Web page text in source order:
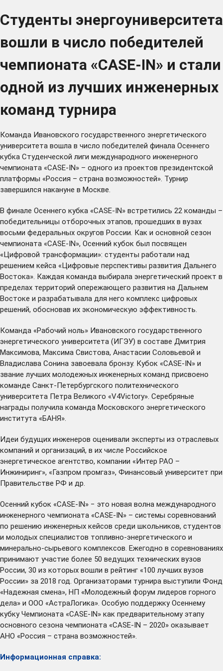
Студенты энергоуниверситета
вошли в число победителей
чемпионата «CASE-IN» и стали
одной из лучших инженерных
команд турнира
Команда Ивановского государственного энергетического
университета вошла в число победителей финала Осеннего
кубка Студенческой лиги международного инженерного
чемпионата «CASE-IN» – одного из проектов президентской
платформы «Россия – страна возможностей». Турнир
завершился накануне в Москве.
В финале Осеннего кубка «CASE-IN» встретились 22 команды –
победительницы отборочных этапов, прошедших в вузах
восьми федеральных округов России. Как и основной сезон
чемпионата «CASE-IN», Осенний кубок был посвящен
«Цифровой трансформации»: студенты работали над
решением кейса «Цифровые перспективы развития Дальнего
Востока». Каждая команда выбирала энергетический проект в
пределах территорий опережающего развития на Дальнем
Востоке и разрабатывала для него комплекс цифровых
решений, обосновав их экономическую эффективность.
Команда «Рабочий ноль» Ивановского государственного
энергетического университета (ИГЭУ) в составе Дмитрия
Максимова, Максима Свистова, Анастасии Соловьевой и
Владислава Сонина завоевала бронзу. Кубок «CASE-IN» и
звание лучших молодежных инженерных команд присвоено
команде Санкт-Петербургского политехнического
университета Петра Великого «V4Victory». Серебряные
награды получила команда Московского энергетического
института «БАНЯ».
Идеи будущих инженеров оценивали эксперты из отраслевых
компаний и организаций, в их числе Российское
энергетическое агентство, компании «Интер РАО –
Инжиниринг», «Газпром промгаз», Финансовый университет при
Правительстве РФ и др.
Осенний кубок «CASE-IN» − это новая волна международного
инженерного чемпионата «CASE-IN» – системы соревнований
по решению инженерных кейсов среди школьников, студентов
и молодых специалистов топливно-энергетического и
минерально-сырьевого комплексов. Ежегодно в соревнованиях
принимают участие более 50 ведущих технических вузов
России, 30 из которых вошли в рейтинг «100 лучших вузов
России» за 2018 год. Организаторами турнира выступили Фонд
«Надежная смена», НП «Молодежный форум лидеров горного
дела» и ООО «АстраЛогика». Особую поддержку Осеннему
кубку Чемпионата «CASE-IN» как предварительному этапу
основного сезона чемпионата «CASE-IN – 2020» оказывает
АНО «Россия – страна возможностей».
Информационная справка: